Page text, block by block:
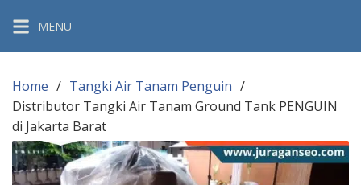
content
MENU
Home
Tangki Air Tanam Penguin
Distributor Tangki Air Tanam Ground Tank PENGUIN
di Jakarta Barat